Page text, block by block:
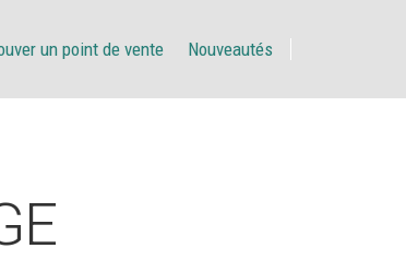
un point de vente Nouveautés